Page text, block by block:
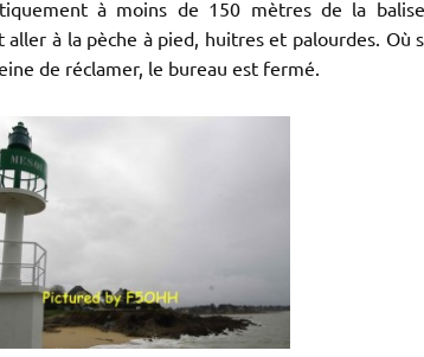
à moins de 150 mètres de la
aller à la pèche à pied, huitres et palourdes. Où
de réclamer, le bureau est fermé.